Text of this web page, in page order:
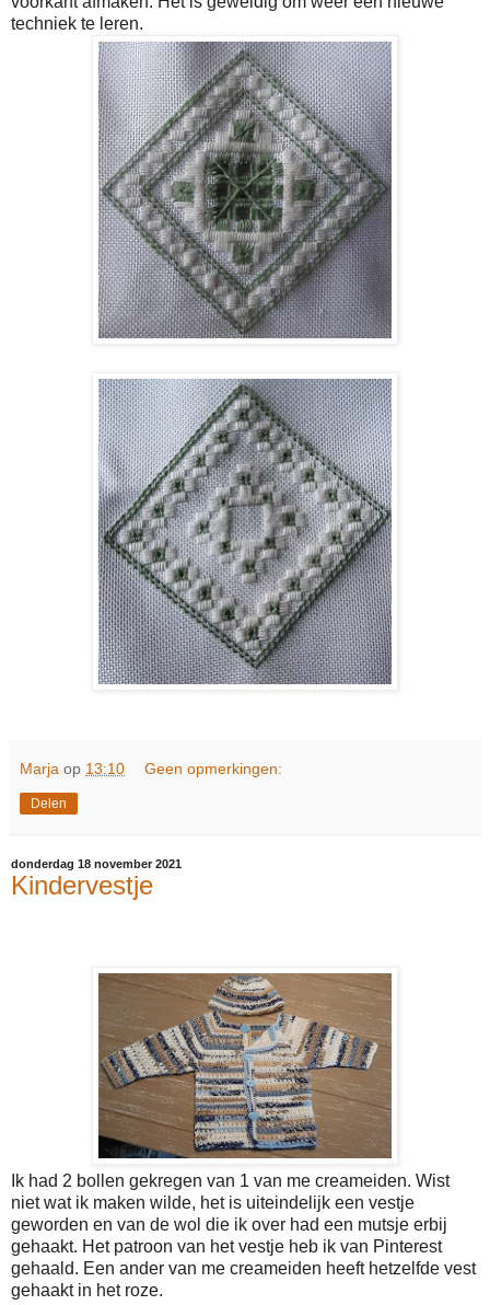
techniek te leren.
Marja op 13:10 Geen opmerkingen:
Delen
donderdag 18 november 2021
Kindervestje
Ik had 2 bollen gekregen van 1 van me creameiden. Wist
niet wat ik maken wilde, het is uiteindelijk een vestje
geworden en van de wol die ik over had een mutsje erbij
gehaakt. Het patroon van het vestje heb ik van Pinterest
gehaald. Een ander van me creameiden heeft hetzelfde vest
gehaakt in het roze.